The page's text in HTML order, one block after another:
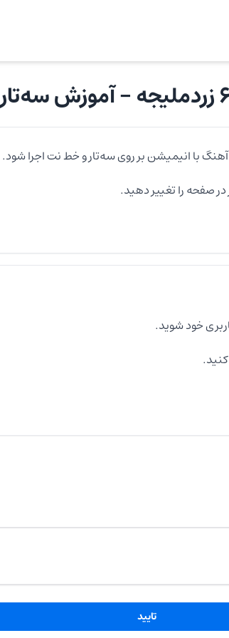
- آموزشسه‌تار
با انیمیشن بر رویسه‌تارو خط نت اجرا شود.
در صفحه را تغییر دهید.
خود شوید.
تایید